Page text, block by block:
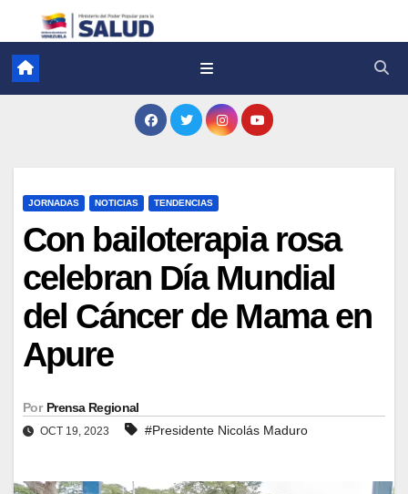
JORNADAS NOTICIAS TENDENCIAS
Con bailoterapia rosa
celebran Día Mundial
del Cáncer de Mama en
Apure
Por Prensa Regional
OCT 19, 2023 #Presidente Nicolás Maduro